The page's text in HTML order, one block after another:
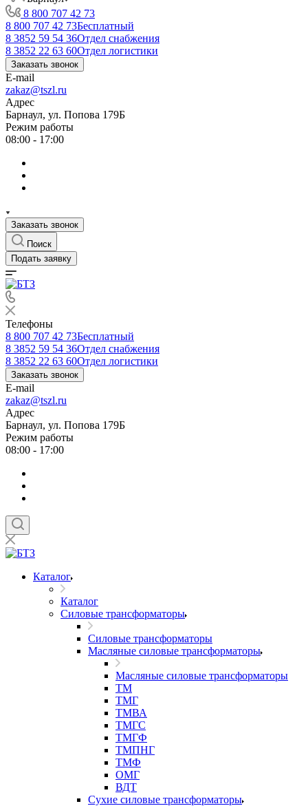
8 800 707 42 73
8 800 707 42 73Бесплатный
8 3852 59 54 36Отдел снабжения
8 3852 22 63 60Отдел логистики
Заказать звонок
E-mail
zakaz@tszl.ru
Адрес
Барнаул, ул. Попова 179Б
Режим работы
08:00 - 17:00
Заказать звонок
Поиск
Подать заявку
Телефоны
8 800 707 42 73Бесплатный
8 3852 59 54 36Отдел снабжения
8 3852 22 63 60Отдел логистики
Заказать звонок
E-mail
zakaz@tszl.ru
Адрес
Барнаул, ул. Попова 179Б
Режим работы
08:00 - 17:00
Каталог
Каталог
Силовые трансформаторы
Силовые трансформаторы
Масляные силовые трансформаторы
Масляные силовые трансформаторы
ТМ
ТМГ
ТМВА
ТМГС
ТМГФ
ТМПНГ
ТМФ
ОМГ
ВДТ
Сухие силовые трансформаторы